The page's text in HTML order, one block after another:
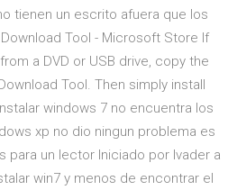
tienen un escrito afuera que los
Tool - Microsoft Store If
a DVD or USB drive, copy the
Tool. Then simply install
windows 7 no encuentra los
xp no dio ningun problema es
para un lector Iniciado por lvader a
win7 y menos de encontrar el